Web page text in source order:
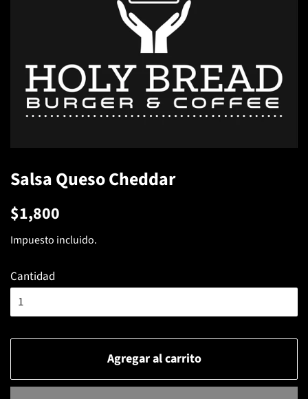
Salsa Queso Cheddar
Precio
$1,800
venta
Impuesto incluido.
Cantidad
Agregar al carrito